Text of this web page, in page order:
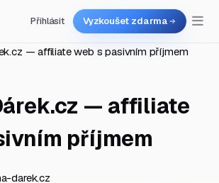
Přihlásit Vyzkoušet zdarma
— affiliate web s pasivním příjmem
— affiliate
příjmem
darek.cz